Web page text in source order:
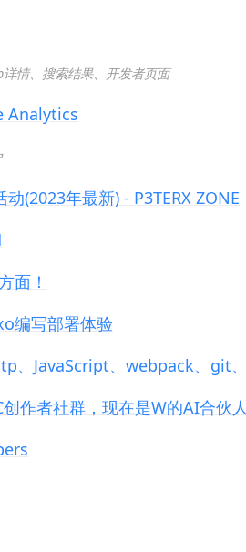
情、搜索结果、开发者页面
Analytics
(2023年最新) - P3TERX ZONE
面！
编写部署体验
、JavaScript、webpack、git
作者社群，现在是W的AI合伙